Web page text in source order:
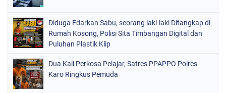
Diduga Edarkan Sabu, seorang laki-laki Ditangkap di
Rumah Kosong, Polisi Sita Timbangan Digital dan
Puluhan Plastik Klip
Dua Kali Perkosa Pelajar, Satres PPAPPO Polres
Karo Ringkus Pemuda